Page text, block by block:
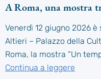
A Roma, una mostra
Venerdì 12 giugno 2026
Altieri – Palazzo della
Roma, la mostra “Un
Continua a leggere